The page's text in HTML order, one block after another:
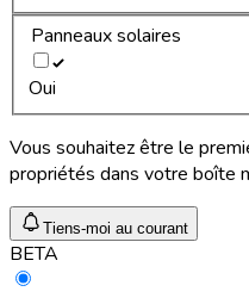
Panneaux solaires
Oui
Vous souhaitez être le
propriétés dans votre boîte
Tiens-moi au courant
BETA